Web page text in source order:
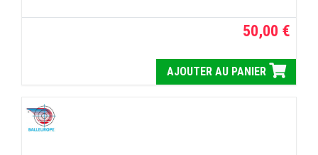
50,00 €
AJOUTER AU PANIER